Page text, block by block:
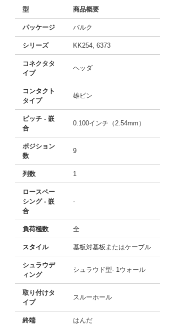
型 商品概要
パッケージ バルク
シリーズ KK254, 6373
コネクタタ
イプ
ヘッダ
コンタクト
タイプ
雄ピン
ピッチ - 嵌
合
0.100インチ（2.54mm）
ポジション
数
9
列数 1
ロースペー
シング - 嵌
合
-
負荷極数 全
スタイル 基板対基板またはケーブル
シュラウデ
ィング
シュラウド型- 1ウォール
取り付けタ
イプ
スルーホール
終端 はんだ